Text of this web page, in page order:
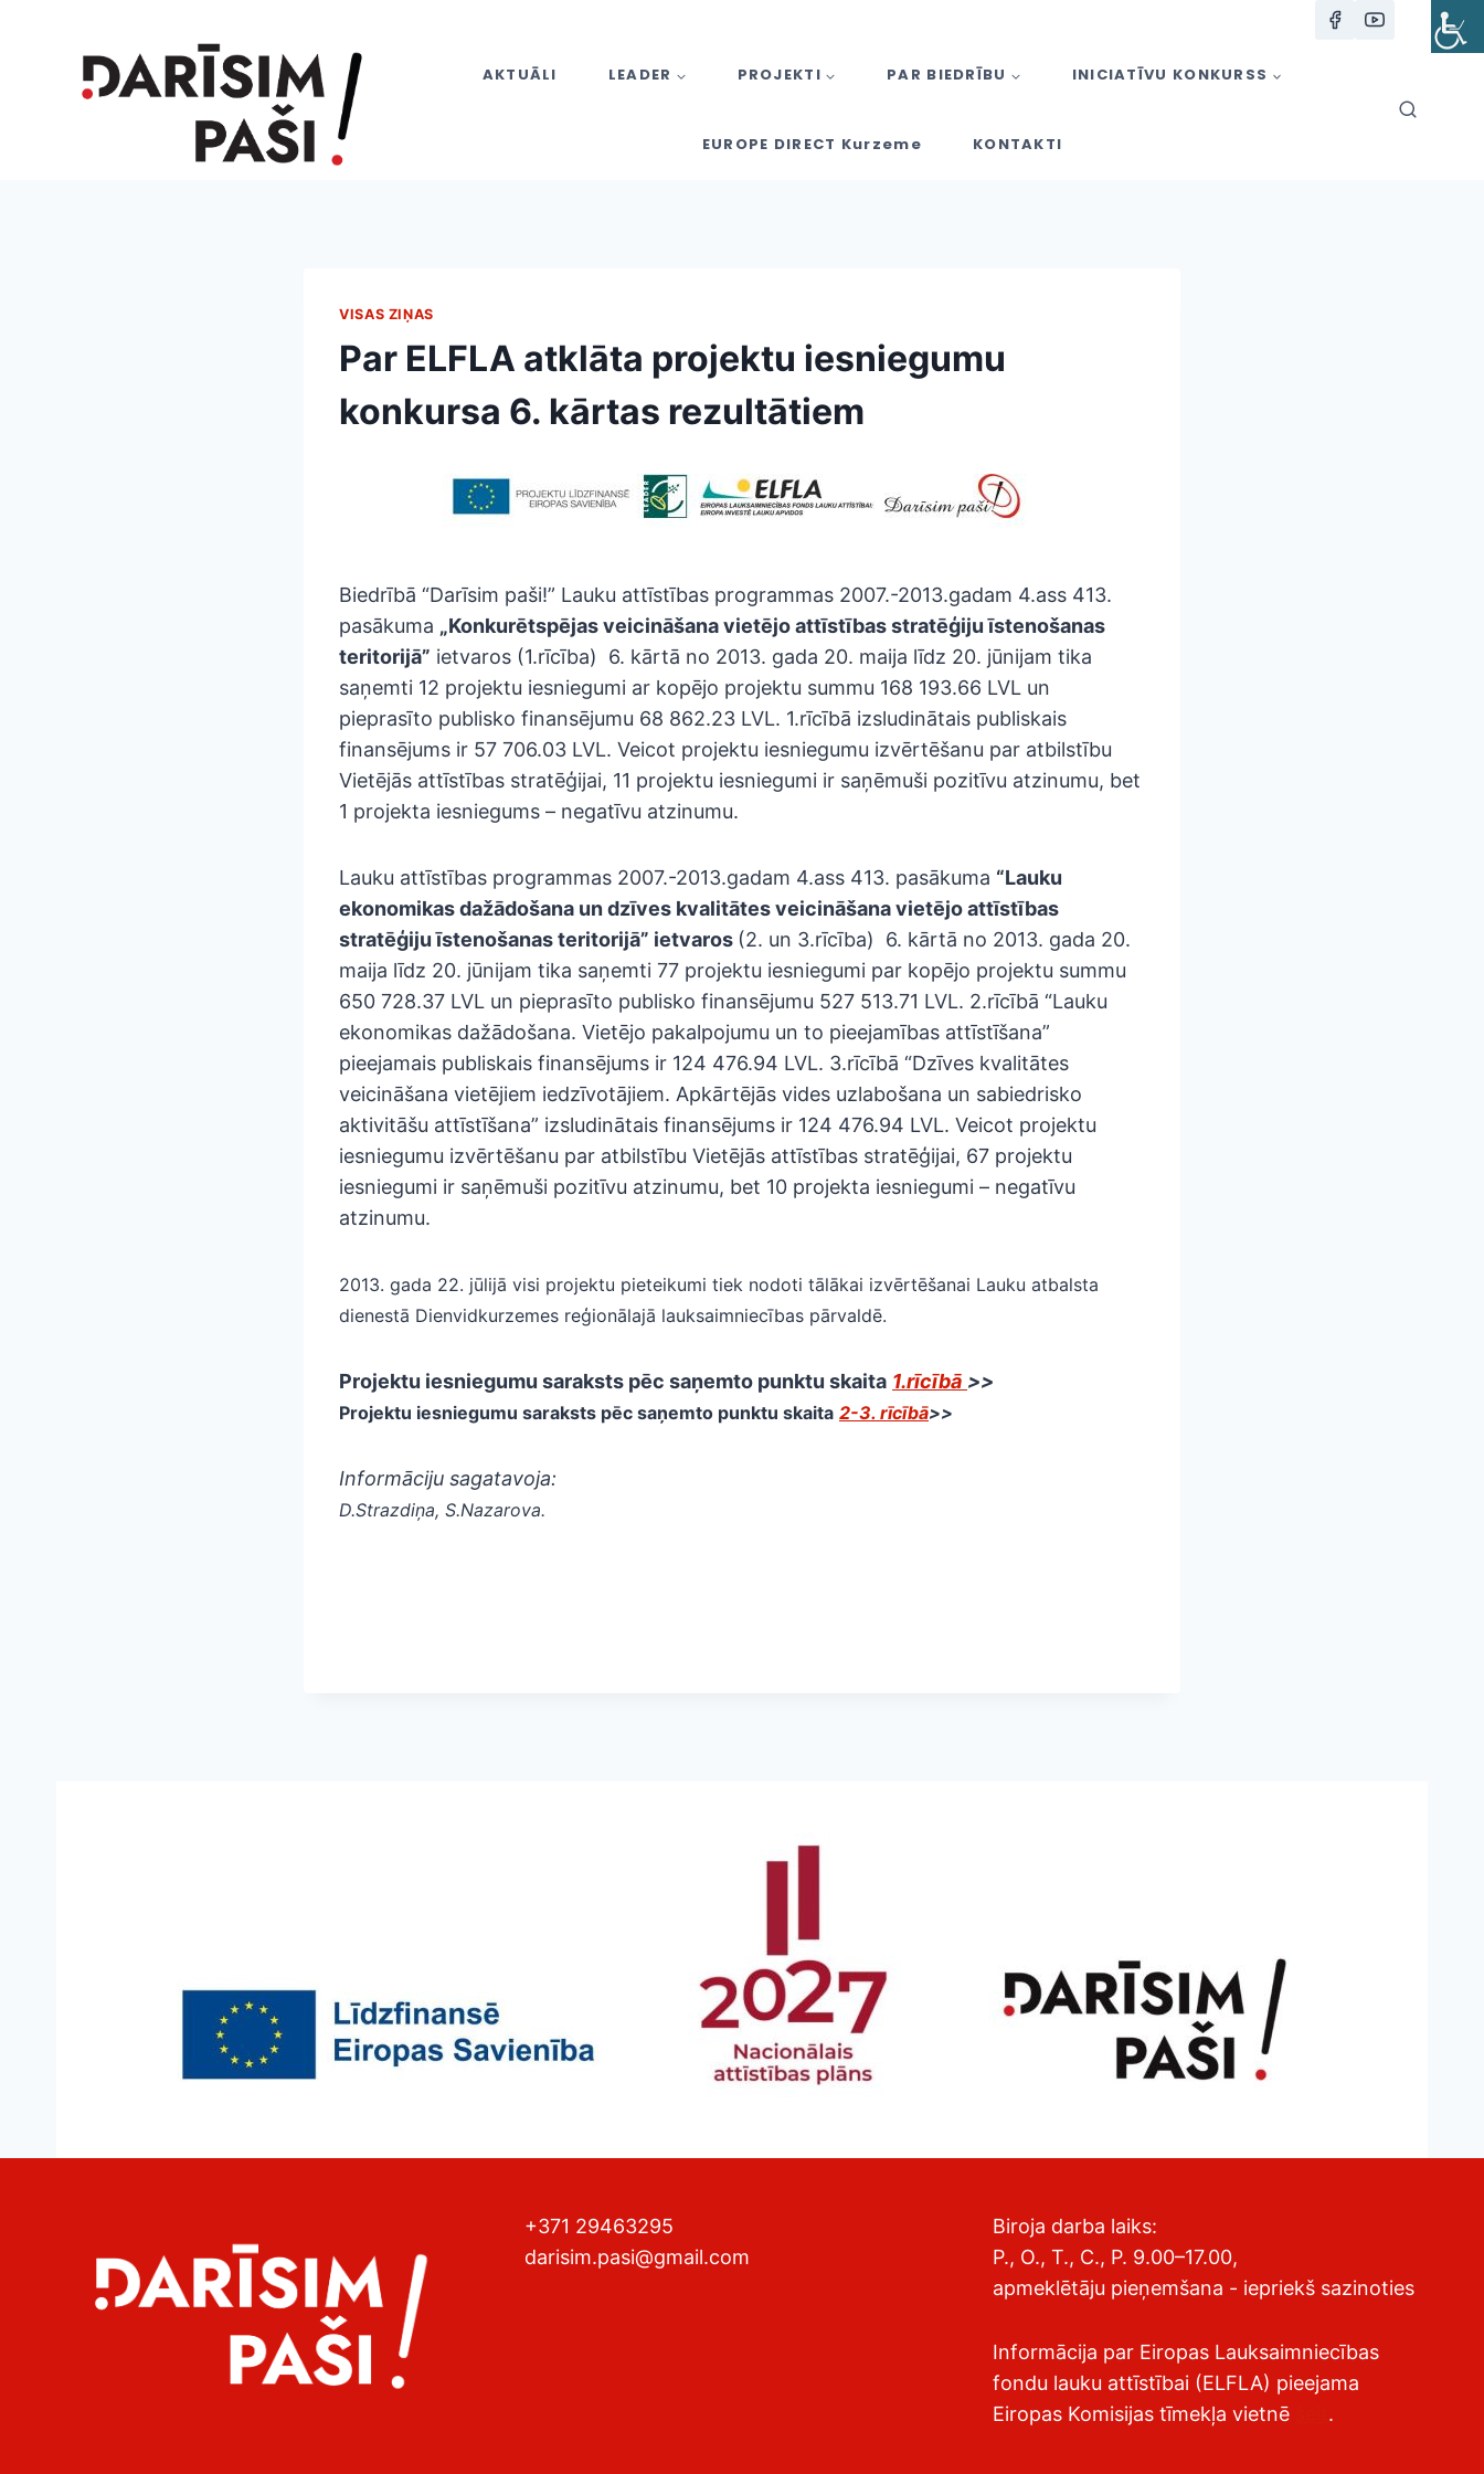
AKTUĀLI LEADER PROJEKTI PAR BIEDRĪBU INICIATĪVU KONKURSS
EUROPE DIRECT Kurzeme KONTAKTI
VISAS ZIŅAS
Par ELFLA atklāta projektu iesniegumu
konkursa 6. kārtas rezultātiem
Biedrībā “Darīsim paši!” Lauku attīstības programmas 2007.-2013.gadam 4.ass 413.
pasākuma „Konkurētspējas veicināšana vietējo attīstības stratēģiju īstenošanas
teritorijā” ietvaros (1.rīcība) 6. kārtā no 2013. gada 20. maija līdz 20. jūnijam tika
saņemti 12 projektu iesniegumi ar kopējo projektu summu 168 193.66 LVL un
pieprasīto publisko finansējumu 68 862.23 LVL. 1.rīcībā izsludinātais publiskais
finansējums ir 57 706.03 LVL. Veicot projektu iesniegumu izvērtēšanu par atbilstību
Vietējās attīstības stratēģijai, 11 projektu iesniegumi ir saņēmuši pozitīvu atzinumu, bet
1 projekta iesniegums – negatīvu atzinumu.
Lauku attīstības programmas 2007.-2013.gadam 4.ass 413. pasākuma “Lauku
ekonomikas dažādošana un dzīves kvalitātes veicināšana vietējo attīstības
stratēģiju īstenošanas teritorijā” ietvaros (2. un 3.rīcība) 6. kārtā no 2013. gada 20.
maija līdz 20. jūnijam tika saņemti 77 projektu iesniegumi par kopējo projektu summu
650 728.37 LVL un pieprasīto publisko finansējumu 527 513.71 LVL. 2.rīcībā “Lauku
ekonomikas dažādošana. Vietējo pakalpojumu un to pieejamības attīstīšana”
pieejamais publiskais finansējums ir 124 476.94 LVL. 3.rīcībā “Dzīves kvalitātes
veicināšana vietējiem iedzīvotājiem. Apkārtējās vides uzlabošana un sabiedrisko
aktivitāšu attīstīšana” izsludinātais finansējums ir 124 476.94 LVL. Veicot projektu
iesniegumu izvērtēšanu par atbilstību Vietējās attīstības stratēģijai, 67 projektu
iesniegumi ir saņēmuši pozitīvu atzinumu, bet 10 projekta iesniegumi – negatīvu
atzinumu.
2013. gada 22. jūlijā visi projektu pieteikumi tiek nodoti tālākai izvērtēšanai Lauku atbalsta
dienestā Dienvidkurzemes reģionālajā lauksaimniecības pārvaldē.
Projektu iesniegumu saraksts pēc saņemto punktu skaita 1.rīcībā >>
Projektu iesniegumu saraksts pēc saņemto punktu skaita 2-3. rīcībā>>
Informāciju sagatavoja:
D.Strazdiņa, S.Nazarova.
+371 29463295
darisim.pasi@gmail.com
Biroja darba laiks:
P., O., T., C., P. 9.00–17.00,
apmeklētāju pieņemšana - iepriekš sazinoties
Informācija par Eiropas Lauksaimniecības
fondu lauku attīstībai (ELFLA) pieejama
Eiropas Komisijas tīmekļa vietnē
.